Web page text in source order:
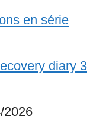
en série
diary 3
2026